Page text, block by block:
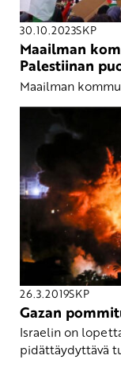
30.10.2023SKP
Maailman
Palestiinan
Maailman
26.3.2019SKP
Gazan
Israelin on
pidättäydyttävä